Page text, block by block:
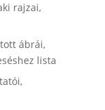
rajzai,
ábrái,
lista